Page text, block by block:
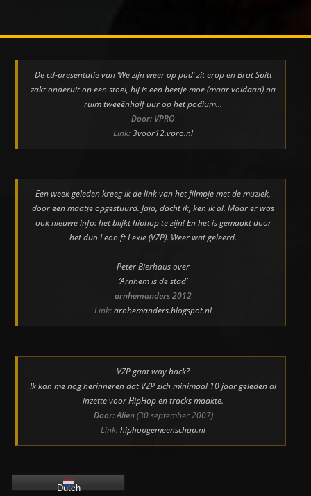
De cd-presentatie van ‘We zijn weer op pad’ zit erop en Brat Spitt
zakt onderuit op een stoel, hij is een beetje moe (maar voldaan) na
ruim tweeënhalf uur op het podium…
Door: VPRO
Link:3voor12.vpro.nl
Een week geleden kreeg ik de link van het filmpje met de muziek,
door een maatje opgestuurd. Jaja, dacht ik, ken ik al. Maar er was
ook nieuwe info: het blijkt hiphop te zijn! En het is gemaakt door
het duo Leon ft Lexie (VZP). Weer wat geleerd.
Peter Bierhaus over
‘Arnhem is de stad’
arnhemanders 2012
Link:arnhemanders.blogspot.nl
VZP gaat way back?
Ik kan me nog herinneren dat VZP zich minimaal 10 jaar geleden al
inzette voor HipHop en tracks maakte.
Door: Alien(30 september 2007)
Link:hiphopgemeenschap.nl
Dutch